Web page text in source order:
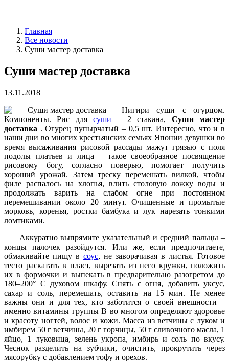
Главная
Все новости
Суши мастер доставка
Суши мастер доставка
13.11.2018
Нигири суши с огурцом.
Компоненты. Рис длясуши – 2 стакана, Суши мастер
доставка . Огурец пупырчатый – 0,5 шт. Интересно, что и в
наши дни во многих крестьянских семьях Японии девушки во
время высаживания рисовой рассады мажут грязью с поля
подолы платьев и лица – такое своеобразное посвящение
рисовому богу, согласно поверью, помогает получить
хороший урожай. Затем треску перемешать вилкой, чтобы
филе распалось на хлопья, влить столовую ложку воды и
продолжать варить на слабом огне при постоянном
перемешивании около 20 минут. Очищенные и промытые
морковь, коренья, ростки бамбука и лук нарезать тонкими
ломтиками.
Аккуратно выпрямите указательный и средний пальцы –
концы палочек разойдутся. Или же, если предпочитаете,
обмакивайте пищу в соус, не заворачивая в листья. Готовое
тесто раскатать в пласт, вырезать из него кружки, положить
их в формочки и выпекать в предварительно разогретом до
180–200° С духовом шкафу. Снять с огня, добавить уксус,
сахар и соль, перемешать, оставить на 15 мин. Не менее
важны они и для тех, кто заботится о своей внешности –
именно витамины группы В во многом определяют здоровье
и красоту ногтей, волос и кожи. Масса из ветчины с луком и
имбирем 50 г ветчины, 20 г горчицы, 50 г сливочного масла, 1
яйцо, 1 луковица, зелень укропа, имбирь и соль по вкусу.
Чеснок разделить на зубчики, очистить, прокрутить через
мясорубку с добавлением тофу и орехов.